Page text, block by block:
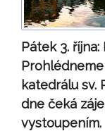
Pátek 3. října:
katedrálu sv.
dne čeká
vystoupením.